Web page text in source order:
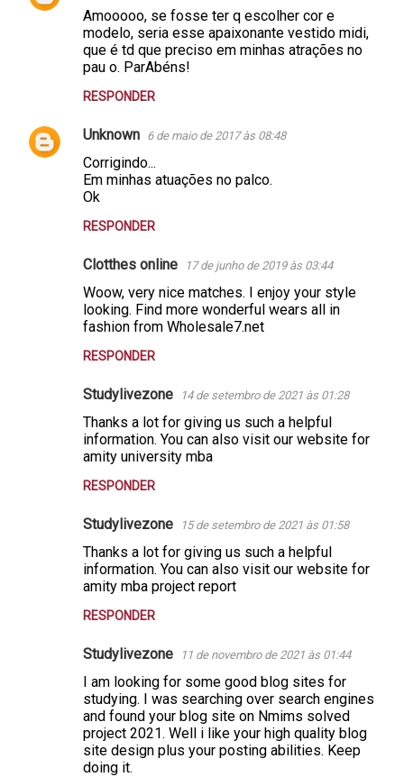
r
Amooooo, se fosse ter q escolher cor e
modelo, seria esse apaixonante vestido midi,
que é td que preciso em minhas atrações no
pau o. ParAbéns!
RESPONDER
Unknown 6 de maio de 2017 às 08:48
Corrigindo...
Em minhas atuações no palco.
Ok
RESPONDER
Clotthes online 17 de junho de 2019 às 03:44
Woow, very nice matches. I enjoy your style
looking. Find more wonderful wears all in
fashion from Wholesale7.net
RESPONDER
Studylivezone 14 de setembro de 2021 às 01:28
Thanks a lot for giving us such a helpful
information. You can also visit our website for
amity university mba
RESPONDER
Studylivezone 15 de setembro de 2021 às 01:58
Thanks a lot for giving us such a helpful
information. You can also visit our website for
amity mba project report
RESPONDER
Studylivezone 11 de novembro de 2021 às 01:44
I am looking for some good blog sites for
studying. I was searching over search engines
and found your blog site on Nmims solved
project 2021. Well i like your high quality blog
site design plus your posting abilities. Keep
doing it.